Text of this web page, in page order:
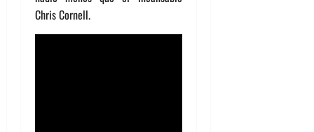
Chris Cornell.